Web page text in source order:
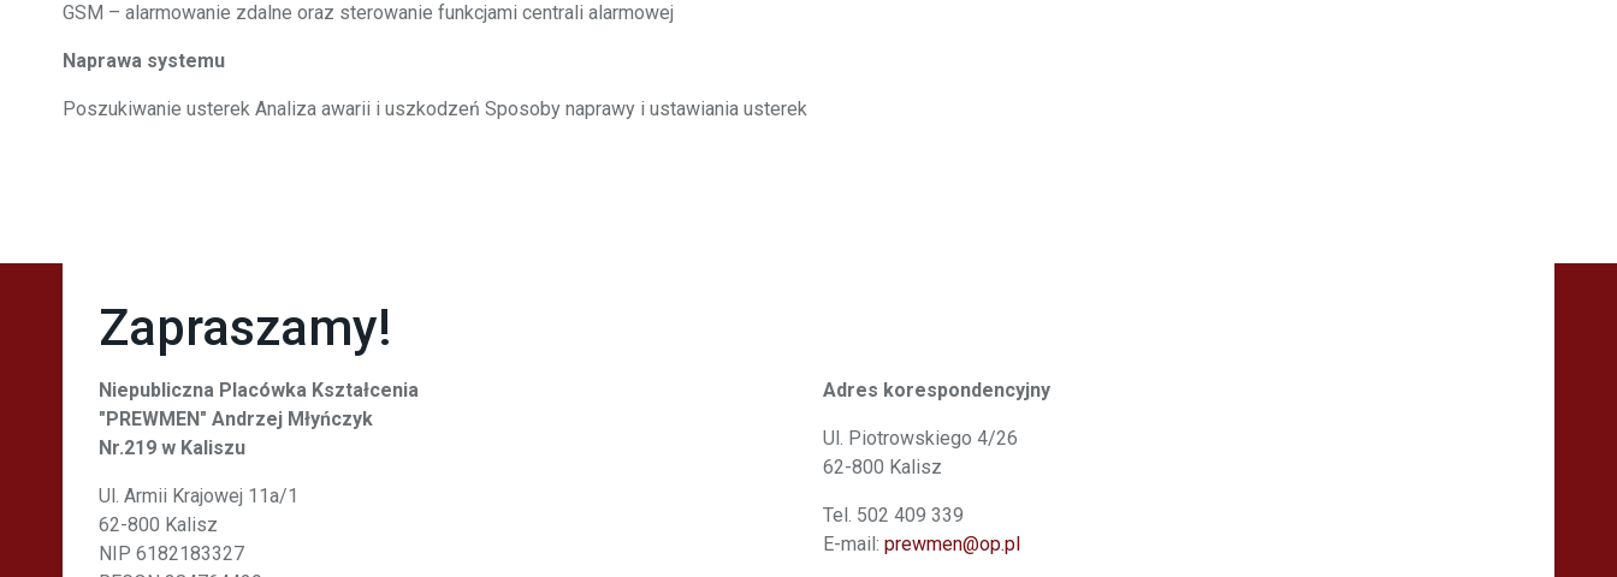
GSM – alarmowanie zdalne oraz sterowanie funkcjami centrali alarmowej
Naprawa systemu
Poszukiwanie usterek Analiza awarii i uszkodzeń Sposoby naprawy i ustawiania usterek
Zapraszamy!
Niepubliczna Placówka Kształcenia
"PREWMEN" Andrzej Młyńczyk
Nr.219 w Kaliszu
Ul. Armii Krajowej 11a/1
62-800 Kalisz
NIP 6182183327
Adres korespondencyjny
Ul. Piotrowskiego 4/26
62-800 Kalisz
Tel. 502 409 339
E-mail: prewmen@op.pl